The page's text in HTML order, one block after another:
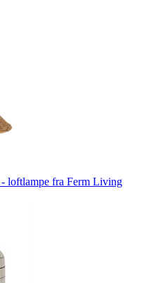
loftlampe fra Ferm Living